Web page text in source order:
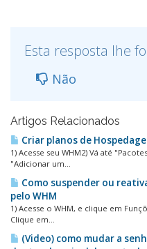
Esta resposta lhe
Não
Artigos Relacionados
Criar planos de
1) Acesse seu WHM2) Vá até
"Adicionar um...
Como suspender ou
pelo WHM
1) Acesse o WHM, e clique em
Clique em...
(Video) como mudar a